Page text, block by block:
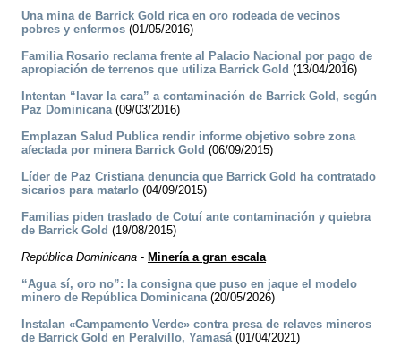
Una mina de Barrick Gold rica en oro rodeada de vecinos
pobres y enfermos (01/05/2016)
Familia Rosario reclama frente al Palacio Nacional por pago de
apropiación de terrenos que utiliza Barrick Gold (13/04/2016)
Intentan “lavar la cara” a contaminación de Barrick Gold, según
Paz Dominicana(09/03/2016)
Emplazan Salud Publica rendir informe objetivo sobre zona
afectada por minera Barrick Gold (06/09/2015)
Líder de Paz Cristiana denuncia que Barrick Gold ha contratado
sicarios para matarlo (04/09/2015)
Familias piden traslado de Cotuí ante contaminación y quiebra
de Barrick Gold (19/08/2015)
República Dominicana - Minería a gran escala
“Agua sí, oro no”: la consigna que puso en jaque el modelo
minero de República Dominicana(20/05/2026)
Instalan «Campamento Verde» contra presa de relaves mineros
de Barrick Gold en Peralvillo, Yamasá(01/04/2021)